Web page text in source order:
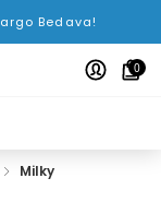
Bedava!
0
Milky